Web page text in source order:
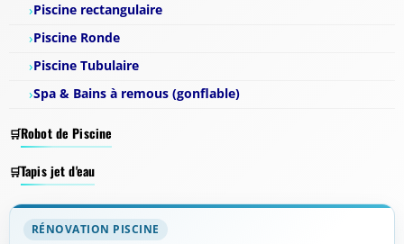
Piscine rectangulaire
Piscine Ronde
Piscine Tubulaire
Spa & Bains à remous (gonflable)
Robot de Piscine
Tapis jet d'eau
RÉNOVATION PISCINE